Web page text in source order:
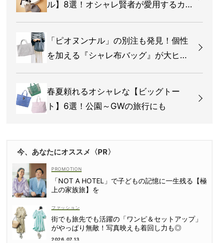
ル】8選！オシャレ賢者が愛用するカ
「ピオヌンナル」の別注も発見！個性
を加える『シャレ布バッグ』が大ヒッ
春夏頼れるオシャレな【ビッグトー
ト】6選！公園～GWの旅行にも
今、あなたにオススメ〈PR〉
「NOT A HOTEL」で子どもの記憶に一生残る【極
上の家族旅】を
ファッション
街でも旅先でも活躍の「ワンピ＆セットアップ」
がやっぱり無敵！写真映えも着回し力も◎
2026.07.13